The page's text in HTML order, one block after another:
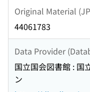
Original Material
44061783
Data Provider
国立国会図書館 : 国
ン